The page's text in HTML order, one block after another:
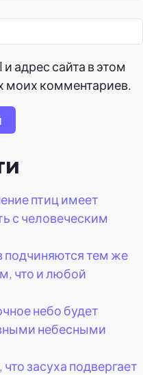
адрес сайта в этом
моих комментариев.
птиц имеет
с человеческим
подчиняются тем же
что и любой
небо будет
небесными
засуха подвергает